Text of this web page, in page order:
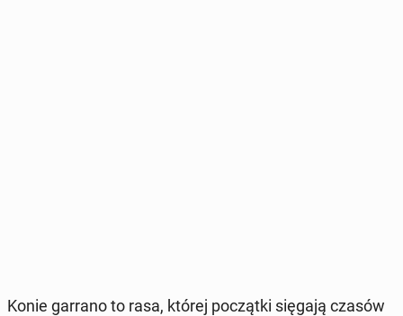
Konie garrano to rasa, której po­cząt­ki sięgają czasów